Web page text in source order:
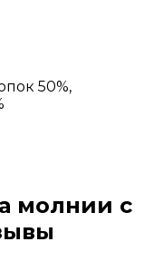
50%,
молнии с